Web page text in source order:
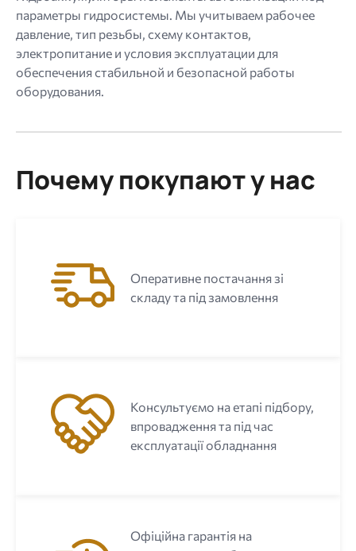
параметры гидросистемы. Мы учитываем рабочее
давление, тип резьбы, схему контактов,
электропитание и условия эксплуатации для
обеспечения стабильной и безопасной работы
оборудования.
Почему покупают у нас
Оперативне постачання зі
складу та під замовлення
Консультуємо на етапі підбору,
впровадження та під час
експлуатації обладнання
Офіційна гарантія на